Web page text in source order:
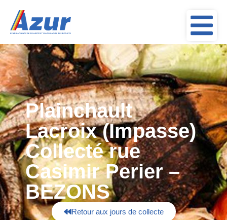
Retour aux jours de collecte
Plainchault
Lacroix (Impasse)
Collecté rue
Casimir Perier –
BEZONS